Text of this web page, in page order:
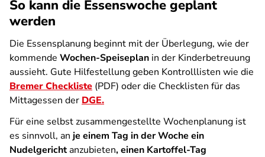
So kann die Essenswoche geplant
werden
Die Essensplanung beginnt mit der Überlegung, wie der
kommende Wochen-Speiseplan in der Kinderbetreuung
aussieht. Gute Hilfestellung geben Kontrolllisten wie die
Bremer Checkliste (PDF) oder die Checklisten für das
Mittagessen der DGE.
Für eine selbst zusammengestellte Wochenplanung ist
es sinnvoll, an je einem Tag in der Woche ein
Nudelgerichtanzubieten, einen Kartoffel-Tag